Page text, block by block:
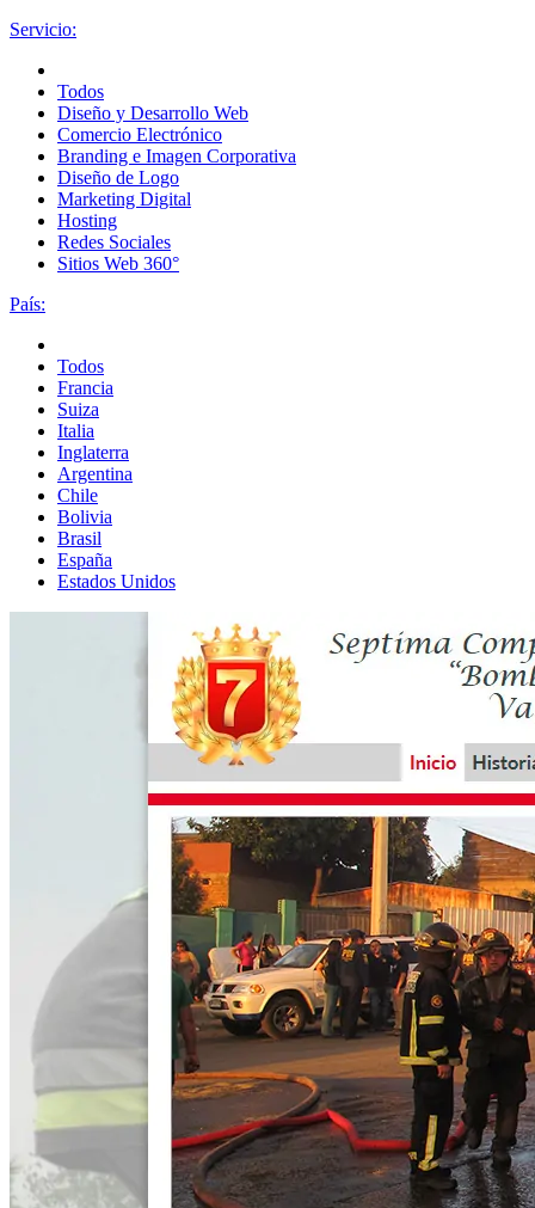
Servicio:
Todos
Diseño y Desarrollo Web
Comercio Electrónico
Branding e Imagen Corporativa
Diseño de Logo
Marketing Digital
Hosting
Redes Sociales
Sitios Web 360°
País:
Todos
Francia
Suiza
Italia
Inglaterra
Argentina
Chile
Bolivia
Brasil
España
Estados Unidos